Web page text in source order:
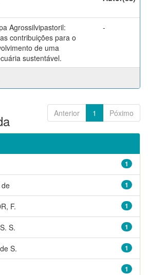
Agrossilvipastoril:
contribuições para o
de uma
sustentável.
-
Anterior 1 Póximo
1
1
de
1
F.
1
S.
1
S.
1